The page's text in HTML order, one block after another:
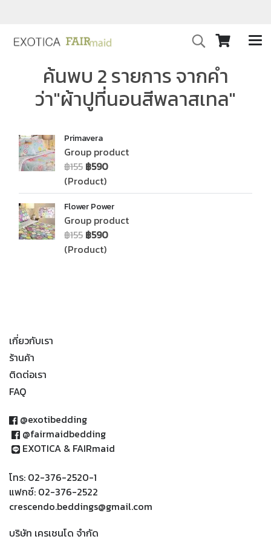
ค้นพบ 2 รายการ จากคำ
ว่า"ผ้าปูที่นอนสีพลาสเทล"
Primavera
Group product
฿155 ฿590
(Product)
Flower Power
Group product
฿155 ฿590
(Product)
เกี่ยวกับเรา
ร้านค้า
ติดต่อเรา
FAQ
@exotibedding
@fairmaidbedding
EXOTICA & FAIRmaid
โทร: 02-376-2520-1
แฟกซ์: 02-376-2522
crescendo.beddings@gmail.com
บริษัท เครเชนโด จำกัด